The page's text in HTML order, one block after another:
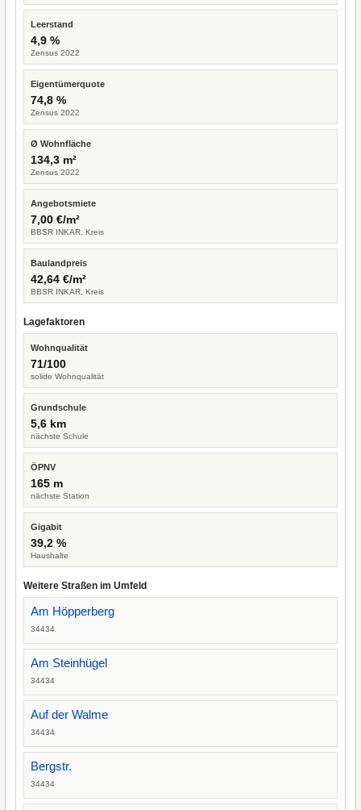
Leerstand
4,9 %
Zensus 2022
Eigentümerquote
74,8 %
Zensus 2022
Ø Wohnfläche
134,3 m²
Zensus 2022
Angebotsmiete
7,00 €/m²
BBSR INKAR, Kreis
Baulandpreis
42,64 €/m²
BBSR INKAR, Kreis
Lagefaktoren
Wohnqualität
71/100
solide Wohnqualität
Grundschule
5,6 km
nächste Schule
ÖPNV
165 m
nächste Station
Gigabit
39,2 %
Haushalte
Weitere Straßen im Umfeld
Am Höpperberg
34434
Am Steinhügel
34434
Auf der Walme
34434
Bergstr.
34434